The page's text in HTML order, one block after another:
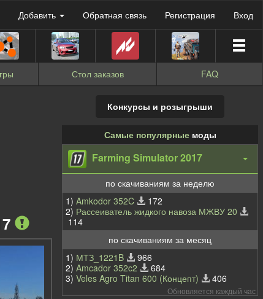
Добавить Обратная связь Регистрация Вход
Стол заказов FAQ
Конкурсы и розыгрыши
Самые популярныемоды
Farming Simulator 2017
по скачиваниям за неделю
1) Amkodor 352C
172
2) Рассеиватель жидкого навоза МЖВУ 20
114
по скачиваниям за месяц
1) МТЗ_1221B
966
2) Amcador 352c2
684
3) Veles Agro Titan 600 (Концепт) 406
Обновляется каждый час